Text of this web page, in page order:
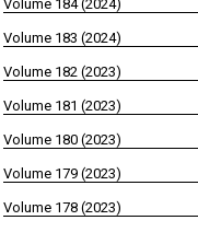
Volume 184 (2024)
Volume 183 (2024)
Volume 182 (2023)
Volume 181 (2023)
Volume 180 (2023)
Volume 179 (2023)
Volume 178 (2023)